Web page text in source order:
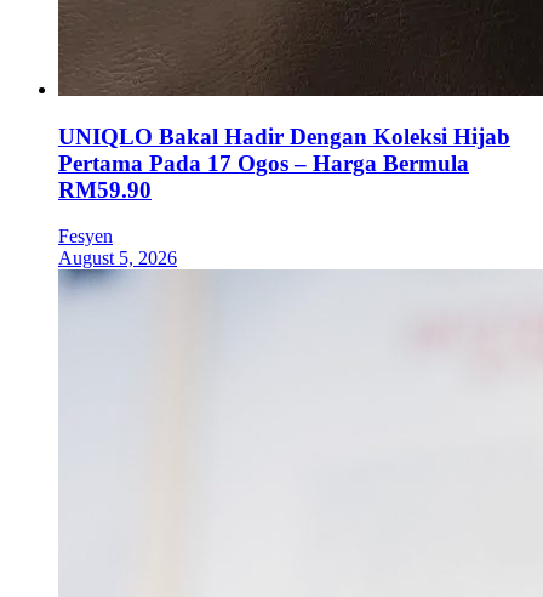
UNIQLO Bakal Hadir Dengan Koleksi Hijab
Pertama Pada 17 Ogos – Harga Bermula
RM59.90
Fesyen
August 5, 2026